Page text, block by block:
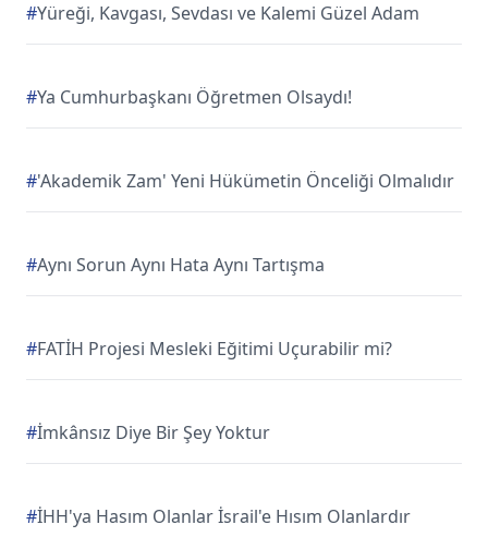
#Yüreği, Kavgası, Sevdası ve Kalemi Güzel Adam
#Ya Cumhurbaşkanı Öğretmen Olsaydı!
#'Akademik Zam' Yeni Hükümetin Önceliği Olmalıdır
#Aynı Sorun Aynı Hata Aynı Tartışma
#FATİH Projesi Mesleki Eğitimi Uçurabilir mi?
#İmkânsız Diye Bir Şey Yoktur
#İHH'ya Hasım Olanlar İsrail'e Hısım Olanlardır